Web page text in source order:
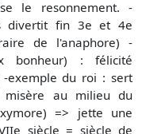
le resonnement. -
divertit fin 3e et 4e
de l'anaphore) -
bonheur) : félicité
-exemple du roi : sert
misère au milieu du
=> jette une
siècle = siècle de